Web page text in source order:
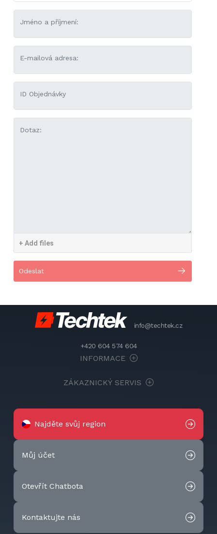
Jméno a příjmení:
E-mailová adresa:
ID Objednávky
Dotaz:
+ Add files
Odeslat
info@techtek.cz
+420 604 574 604
INFORMACE
ZÁKAZNICKÝ SERVIS
Najděte svůj region
Můj účet
Otevřít Chatbota
Kontaktujte nás